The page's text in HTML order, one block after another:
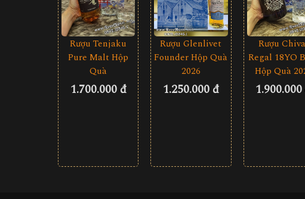
Rượu Tenjaku
Pure Malt Hộp
Quà
1.700.000 đ
Rượu Glenlivet
Founder Hộp Quà
2026
1.250.000 đ
Rượu
Regal 18YO
Hộp Quà